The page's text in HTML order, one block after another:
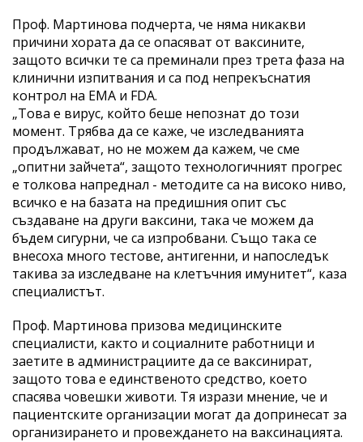
Проф. Мартинова подчерта, че няма никакви
причини хората да се опасяват от ваксините,
защото всички те са преминали през трета фаза на
клинични изпитвания и са под непрекъснатия
контрол на EMA и FDA.
„Това е вирус, който беше непознат до този
момент. Трябва да се каже, че изследванията
продължават, но не можем да кажем, че сме
„опитни зайчета“, защото технологичният прогрес
е толкова напреднал - методите са на високо ниво,
всичко е на базата на предишния опит със
създаване на други ваксини, така че можем да
бъдем сигурни, че са изпробвани. Също така се
внесоха много тестове, антигенни, и напоследък
такива за изследване на клетъчния имунитет“, каза
специалистът.
Проф. Мартинова призова медицинските
специалисти, както и социалните работници и
заетите в администрациите да се ваксинират,
защото това е единственото средство, което
спасява човешки животи. Тя изрази мнение, че и
пациентските организации могат да допринесат за
организирането и провеждането на ваксинацията.